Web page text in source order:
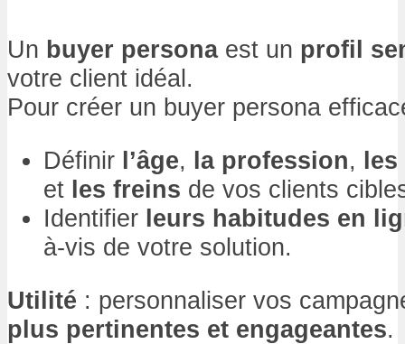
Un buyer personaest un profil
votre client idéal.
Pour créer un buyer persona
Définir l’âge, la profession, les
et les freins de vos clients
Identifier leurs habitudes en
à-vis de votre solution.
Utilité : personnaliser vos
plus pertinentes et engageantes.